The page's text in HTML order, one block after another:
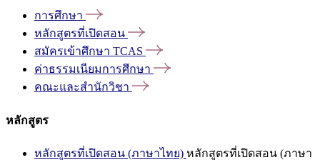
การศึกษา
หลักสูตรที่เปิดสอน
สมัครเข้าศึกษา TCAS
ค่าธรรมเนียมการศึกษา
คณะและสำนักวิชา
หลักสูตร
หลักสูตรที่เปิดสอน (ภาษาไทย) หลักสูตรที่เปิดสอน (ภาษา